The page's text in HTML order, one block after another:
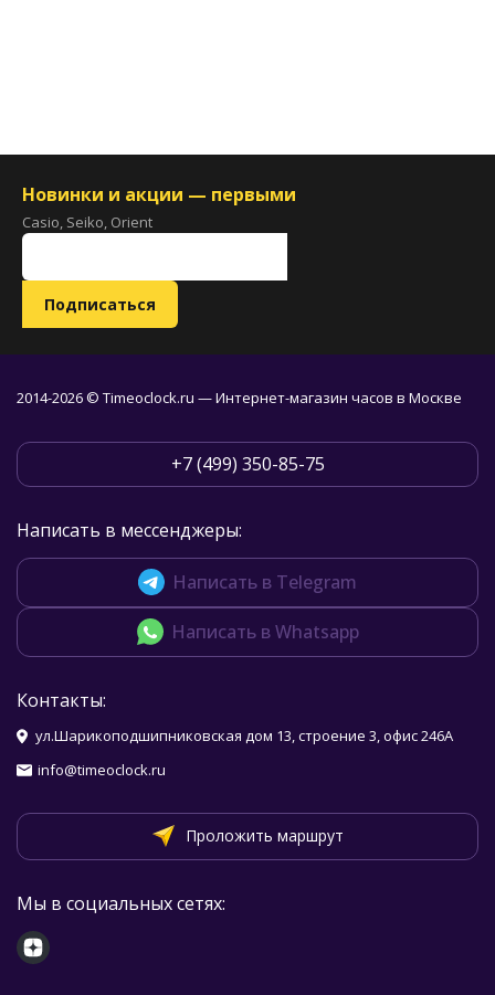
Новинки и акции — первыми
Casio, Seiko, Orient
2014-2026 © Timeoclock.ru — Интернет-магазин часов в Москве
+7 (499) 350-85-75
Написать в мессенджеры:
Написать в Telegram
Написать в Whatsapp
Контакты:
ул.Шарикоподшипниковская дом 13, строение 3, офис 246А
info@timeoclock.ru
Проложить маршрут
Мы в социальных сетях: